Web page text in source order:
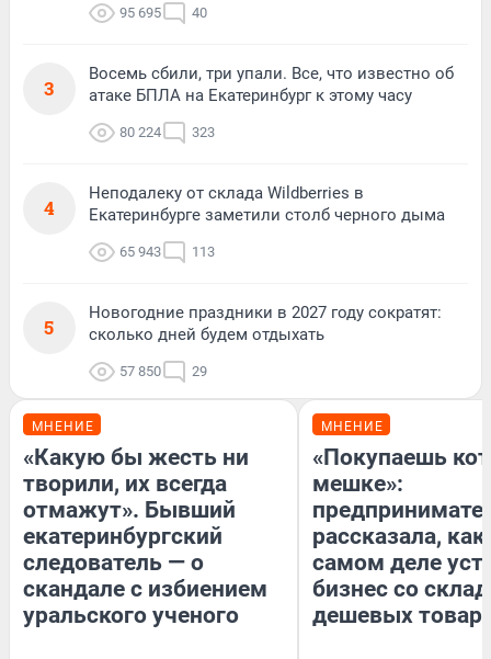
95 695 40
3
Восемь сбили, три упали. Все, что известно об
атаке БПЛА на Екатеринбург к этому часу
80 224 323
4
Неподалеку от склада Wildberries в
Екатеринбурге заметили столб черного дыма
65 943 113
5
Новогодние праздники в 2027 году сократят:
сколько дней будем отдыхать
57 850 29
МНЕНИЕ
«Какую бы жесть ни
творили, их всегда
отмажут». Бывший
екатеринбургский
следователь — о
скандале с избиением
уральского ученого
МНЕНИЕ
«Покупаешь
мешке»:
рассказала, как
самом деле
бизнес со
дешевых